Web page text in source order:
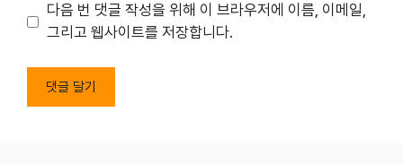
트
다음 번 댓글 작성을 위해 이 브라우저에 이름, 이메일,
그리고 웹사이트를 저장합니다.